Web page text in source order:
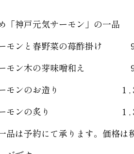
「神戸元気サーモン」の一品
モンと春野菜の苺酢掛け
ーモン木の芽味噌和え ９
ーモンのお造り １,３
サーモンの炙り １,３
は予約にて承ります。価格は